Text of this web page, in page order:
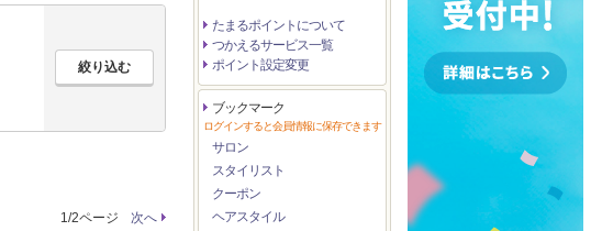
1/2ページ 次へ
たまるポイントについて
つかえるサービス一覧
ポイント設定変更
ブックマーク
ログインすると会員情報に保存できます
サロン
スタイリスト
クーポン
ヘアスタイル